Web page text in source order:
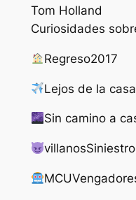
Tom Holland
Curiosidades
Regreso2017
Lejos de la casa
Sin camino a
villanos
MCU